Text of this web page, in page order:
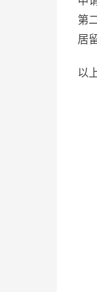
第
居
以